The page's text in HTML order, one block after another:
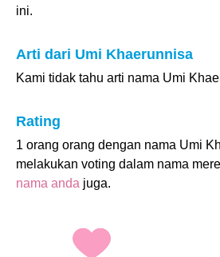
ini.
Arti dari Umi Khaerunnisa
Kami tidak tahu arti nama Umi
Rating
1 orang orang dengan nama Umi
melakukan voting dalam nama
nama anda juga.